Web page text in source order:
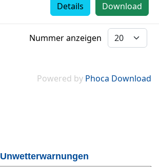
Download
Details
Nummer anzeigen
Powered by Phoca Download
Unwetterwarnungen